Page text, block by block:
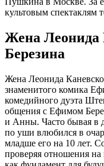
культовым спектаклям
Жена Леонида
Березина
Жена Леонида
знаменитого комика
комедийного дуэта
общения с Ефимом
и Анны. Часто бывая в
по уши влюбился в
младше его на 10 лет.
проверяя отношения на